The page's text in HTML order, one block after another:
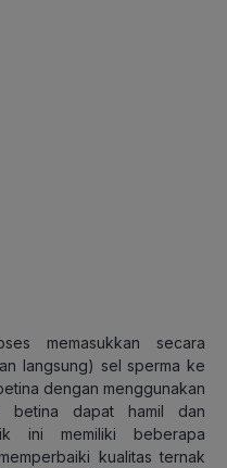
memasukkan secara
langsung) sel sperma ke
dengan menggunakan
betina dapat hamil dan
ini memiliki beberapa
kualitas ternak